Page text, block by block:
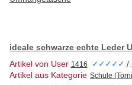
ideale schwarze echte Leder
Artikel von User
✓✓✓✓✓ /
Artikel aus Kategorie